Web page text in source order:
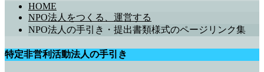
HOME
NPO法人をつくる、運営する
NPO法人の手引き・提出書類様式のページリンク集
特定非営利活動法人の手引き